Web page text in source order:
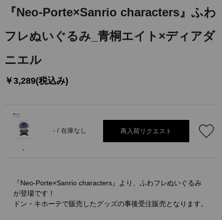
『Neo-Porte×Sanrio characters』ふわ
フレぬいぐるみ_青桐エイト×ディアダ
ニエル
￥3,289(税込み)
-
- /在庫なし 再入荷リクエスト
『Neo-Porte×Sanrio characters』より、ふわフレぬいぐるみ
が登場です！
ドン・キホーテで販売したグッズの事後受注販売となります。